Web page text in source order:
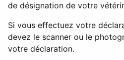
de désignation de votre
Si vous effectuez votre
devez le scanner ou le
votre déclaration.